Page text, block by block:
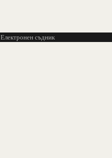
Електронен съдник